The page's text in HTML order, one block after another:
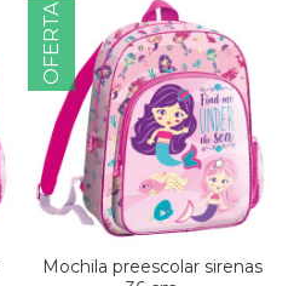
OFERTA
Mochila preescolar sirenas